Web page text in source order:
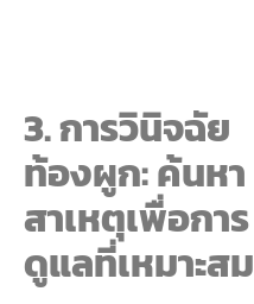
3. การวินิจฉัย
ท้องผูก: ค้นหา
สาเหตุเพื่อการ
ดูแลที่เหมาะสม